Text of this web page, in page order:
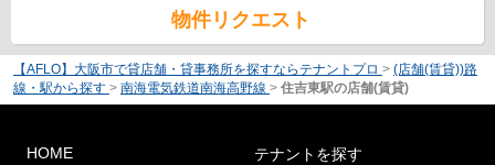
物件リクエスト
【AFLO】大阪市で貸店舗・貸事務所を探すならテナントプロ > (店舗(賃貸))路
線・駅から探す > 南海電気鉄道南海高野線 > 住吉東駅の店舗(賃貸)
HOME テナントを探す